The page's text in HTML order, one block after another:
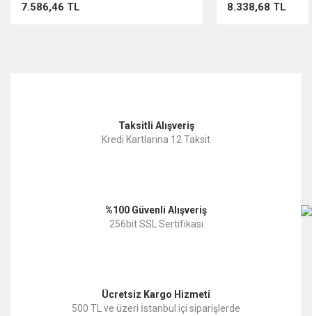
7.586,46 TL 8.338,68 TL
Taksitli Alışveriş
Kredi Kartlarına 12 Taksit
%100 Güvenli Alışveriş
256bit SSL Sertifikası
Ücretsiz Kargo Hizmeti
500 TL ve üzeri İstanbul içi siparişlerde